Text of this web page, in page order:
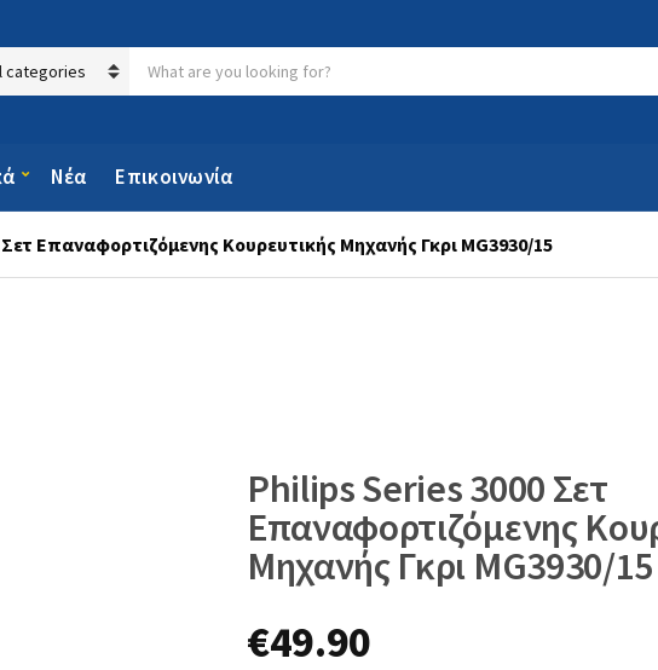
Νέα Επικοινωνία
Επαναφορτιζόμενης Κουρευτικής Μηχανής Γκρι MG3930/15
Philips Series 3000 Σετ
Επαναφορτιζόμενης
Μηχανής Γκρι MG3930/15
€49.90